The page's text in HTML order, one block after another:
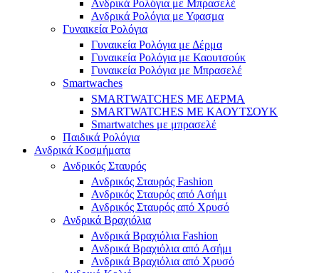
Ανδρικά Ρολόγια με Μπρασελέ
Ανδρικά Ρολόγια με Υφασμα
Γυναικεία Ρολόγια
Γυναικεία Ρολόγια με Δέρμα
Γυναικεία Ρολόγια με Καουτσούκ
Γυναικεία Ρολόγια με Μπρασελέ
Smartwaches
SMARTWATCHES ΜΕ ΔΕΡΜΑ
SMARTWATCHES ΜΕ ΚΑΟΥΤΣΟΥΚ
Smartwatches με μπρασελέ
Παιδικά Ρολόγια
Ανδρικά Κοσμήματα
Ανδρικός Σταυρός
Ανδρικός Σταυρός Fashion
Ανδρικός Σταυρός από Ασήμι
Ανδρικός Σταυρός από Χρυσό
Ανδρικά Βραχιόλια
Ανδρικά Βραχιόλια Fashion
Ανδρικά Βραχιόλια από Ασήμι
Ανδρικά Βραχιόλια από Χρυσό